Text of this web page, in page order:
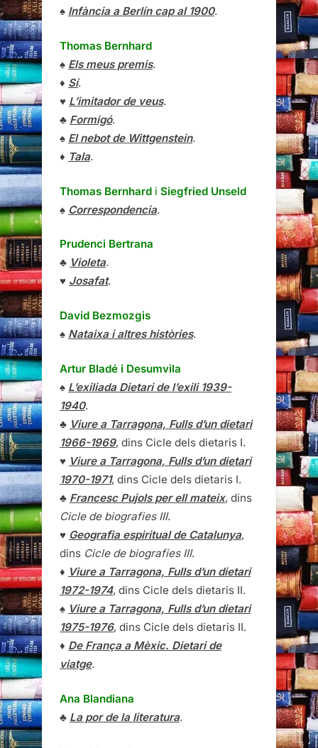
♠ Infància a Berlín cap al 1900.
Thomas Bernhard
♠ Els meus premis.
♦ Sí.
♥ L’imitador de veus.
♣ Formigó.
♠ El nebot de Wittgenstein.
♦ Tala.
Thomas Bernhard i Siegfried Unseld
♠ Correspondencia.
Prudenci Bertrana
♣ Violeta.
♥ Josafat.
David Bezmozgis
♠ Nataixa i altres històries.
Artur Bladé i Desumvila
♠ L’exiliada Dietari de l’exili 1939-
1940.
♣ Viure a Tarragona, Fulls d’un dietari
1966-1969, dins Cicle dels dietaris I.
♥ Viure a Tarragona, Fulls d’un dietari
1970-1971, dins Cicle dels dietaris I.
♣ Francesc Pujols per ell mateix, dins
Cicle de biografies III.
♥ Geografia espiritual de Catalunya,
dins Cicle de biografies III.
♦ Viure a Tarragona, Fulls d’un dietari
1972-1974, dins Cicle dels dietaris II.
♠ Viure a Tarragona, Fulls d’un dietari
1975-1976, dins Cicle dels dietaris II.
♦ De França a Mèxic. Dietari de
viatge.
Ana Blandiana
♣ La por de la literatura.